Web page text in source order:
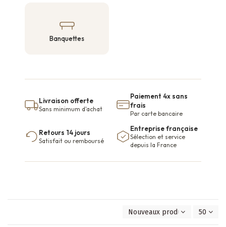
Banquettes
Livraison offerte
Sans minimum d'achat
Paiement 4x sans
frais
Par carte bancaire
Retours 14 jours
Satisfait ou remboursé
Entreprise française
Sélection et service
depuis la France
Nouveaux produits en50